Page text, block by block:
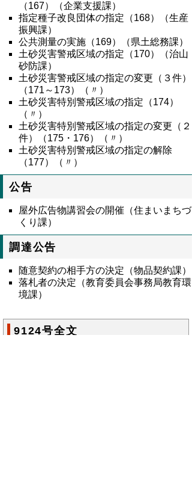
（167）（企業支援課）
指定種子改良団体の指定（168）（生産
振興課）
公共測量の実施（169）（県土総務課）
土砂災害警戒区域の指定（170）（治山
砂防課）
土砂災害警戒区域の指定の変更（３件）
（171～173）（〃）
土砂災害特別警戒区域の指定（174）
（〃）
土砂災害特別警戒区域の指定の変更（２
件）（175・176）（〃）
土砂災害特別警戒区域の指定の解除
（177）（〃）
公告
屋外広告物講習会の開催（住まいまちづ
くり課）
調達公告
随意契約の相手方の決定（物品契約課）
落札者の決定（教育委員会事務局教育環
境課）
9124号全文